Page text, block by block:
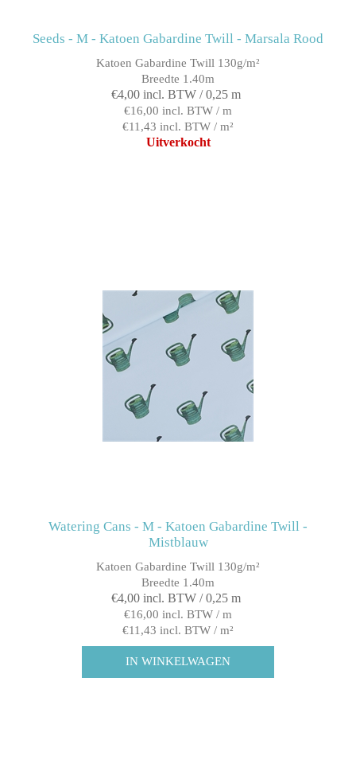
Seeds - M - Katoen Gabardine Twill - Marsala Rood
Katoen Gabardine Twill 130g/m²
Breedte 1.40m
€4,00 incl. BTW / 0,25 m
€16,00 incl. BTW / m
€11,43 incl. BTW / m²
Uitverkocht
Watering Cans - M - Katoen Gabardine Twill -
Mistblauw
Katoen Gabardine Twill 130g/m²
Breedte 1.40m
€4,00 incl. BTW / 0,25 m
€16,00 incl. BTW / m
€11,43 incl. BTW / m²